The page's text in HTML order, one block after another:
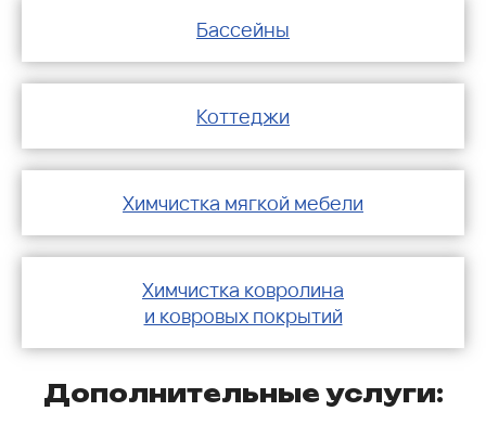
Бассейны
Коттеджи
Химчистка мягкой мебели
Химчистка ковролина
и ковровых покрытий
Дополнительные услуги: